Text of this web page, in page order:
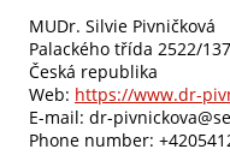
MUDr. Silvie Pivničková
Palackého třída 2522/
Česká republika
Web: https://www.dr-
E-mail: dr-
Phone number: